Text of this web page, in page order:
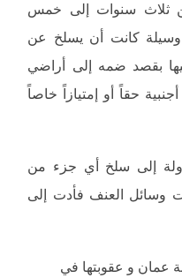
من ثلاث سنوات إلى خمس
كانت أن يسلخ عن
بقصد ضمه إلى أراضي
حقاً أو إمتيازاً خاصاً
إلى سلخ أي جزء من
وسائل العنف فأدت إلى
عمان و عقوبتها في